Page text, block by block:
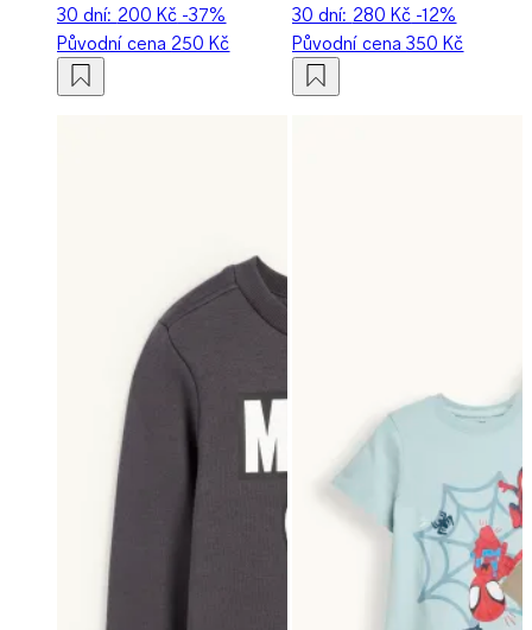
30 dní: 200 Kč -37%
Původní cena 250 Kč
30 dní: 280 Kč -12%
Původní cena350 Kč